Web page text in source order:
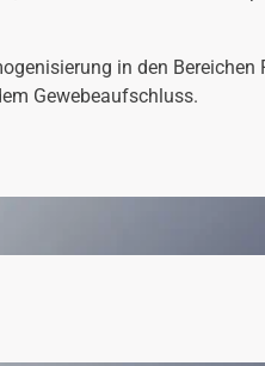
in den
Gewebeaufschluss.